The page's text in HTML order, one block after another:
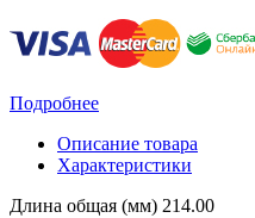
Подробнее
Описание товара
Характеристики
Длина общая (мм) 214.00